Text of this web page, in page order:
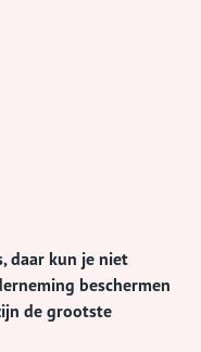
daar kun je niet
beschermen
de grootste